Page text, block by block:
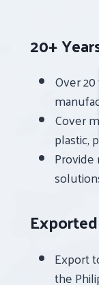
20+
Over
Cover
plastic,
Export
the